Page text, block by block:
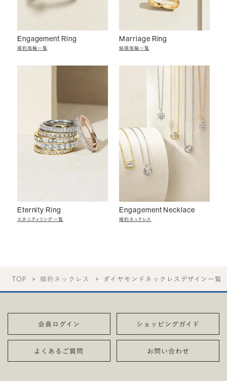
Engagement Ring
婚約指輪一覧
Marriage Ring
結婚指輪一覧
Eternity Ring
エタニティリング一覧
Engagement Necklace
婚約ネックレス
TOP 婚約ネックレス ダイヤモンドネックレスデザイン一覧
会員ログイン ショッピングガイド
よくあるご質問 お問い合わせ